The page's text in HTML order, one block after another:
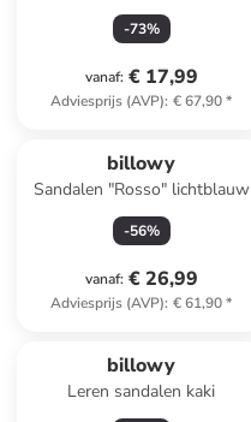
-73%
vanaf: € 17,99
Adviesprijs (AVP): € 67,90*
billowy
Sandalen "Rosso" lichtblauw
-56%
vanaf: € 26,99
Adviesprijs (AVP): € 61,90*
billowy
Leren sandalen kaki